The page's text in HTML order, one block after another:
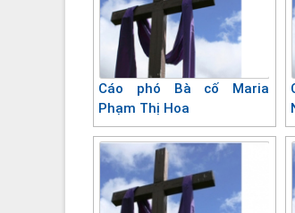
Cáo phó Bà cố Maria
Phạm Thị Hoa